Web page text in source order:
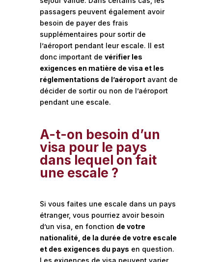
passagers peuvent également avoir
besoin de payer des frais
supplémentaires pour sortir de
l’aéroport pendant leur escale. Il est
donc important de vérifier les
exigences en matière de visa et les
réglementations de l’aéroportavant de
décider de sortir ou non de l’aéroport
pendant une escale.
A-t-on besoin d’un
visa pour le pays
dans lequel on fait
une escale ?
Si vous faites une escale dans un pays
étranger, vous pourriez avoir besoin
d’un visa, en fonction de votre
nationalité, de la durée de votre escale
et des exigences du pays en question.
Les exigences de visa peuvent varier